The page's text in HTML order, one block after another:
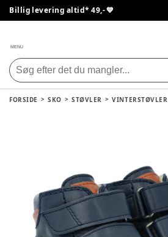
Billig levering altid* 49,- 💙
MENU
FORSIDE SKO STØVLER VINTERSTØVLER